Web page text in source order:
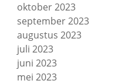
oktober 2023
september 2023
augustus 2023
juli 2023
juni 2023
mei 2023